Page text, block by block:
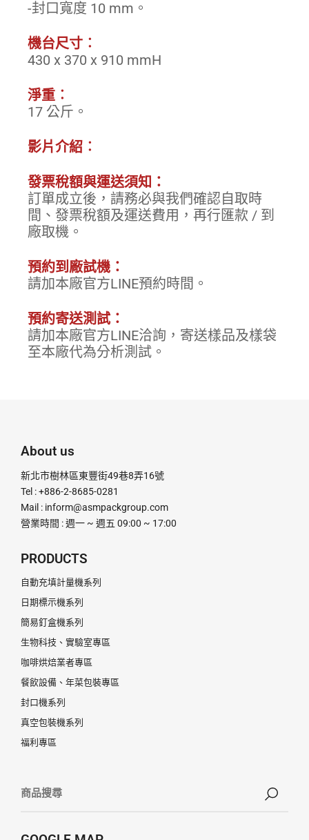
-封口寬度 10 mm。
機台尺寸︰
430 x 370 x 910 mmH
淨重︰
17 公斤。
影片介紹︰
發票稅額與運送須知：
訂單成立後，請務必與我們確認自取時
間、發票稅額及運送費用，再行匯款 / 到
廠取機。
預約到廠試機：
請加本廠官方LINE預約時間。
預約寄送測試：
請加本廠官方LINE洽詢，寄送樣品及樣袋
至本廠代為分析測試。
About us
新北市樹林區東豐街49巷8弄16號
Tel : +886-2-8685-0281
Mail : inform@asmpackgroup.com
營業時間 : 週一 ~ 週五 09:00 ~ 17:00
PRODUCTS
自動充填計量機系列
日期標示機系列
簡易釘盒機系列
生物科技、實驗室專區
咖啡烘焙業者專區
餐飲設備、年菜包裝專區
封口機系列
真空包裝機系列
福利專區